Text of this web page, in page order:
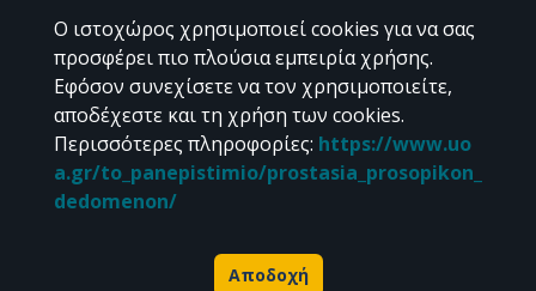
Διδακτορικές διατριβές & Γκρίζα βιβλιογραφία
Προφίλ Ερευνητή
CC BY-NC 4.0
Εκτός αν αναφέρεται διαφορετικά, το υλικό της "Περγάμου" διατίθεται
Powered by
Ο ιστοχώρος χρησιμοποιεί cookies για να σας
προσφέρει πιο πλούσια εμπειρία χρήσης.
Εφόσον συνεχίσετε να τον χρησιμοποιείτε,
αποδέχεστε και τη χρήση των cookies.
Περισσότερες πληροφορίες: https://www.uo
a.gr/to_panepistimio/prostasia_prosopikon_
dedomenon/
Αποδοχή